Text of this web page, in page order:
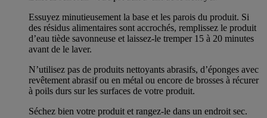
Essuyez minutieusement la base et les parois du produit. Si
des résidus alimentaires sont accrochés, remplissez le produit
d’eau tiède savonneuse et laissez-le tremper 15 à 20 minutes
avant de le laver.
N’utilisez pas de produits nettoyants abrasifs, d’éponges avec
revêtement abrasif ou en métal ou encore de brosses à récurer
à poils durs sur les surfaces de votre produit.
Séchez bien votre produit et rangez-le dans un endroit sec.